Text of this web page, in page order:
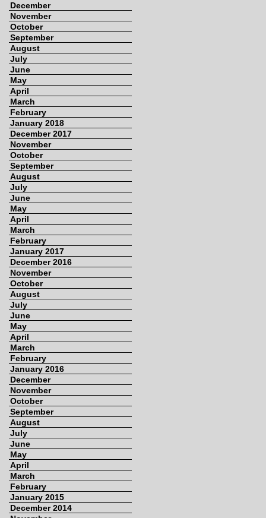
December
November
October
September
August
July
June
May
April
March
February
January 2018
December 2017
November
October
September
August
July
June
May
April
March
February
January 2017
December 2016
November
October
August
July
June
May
April
March
February
January 2016
December
November
October
September
August
July
June
May
April
March
February
January 2015
December 2014